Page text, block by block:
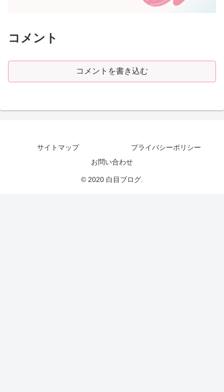
コメント
コメントを書き込む
サイトマップ
プライバシーポリシー
お問い合わせ
© 2020 白目ブログ.